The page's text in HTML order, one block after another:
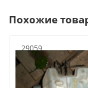
Похожие
29059